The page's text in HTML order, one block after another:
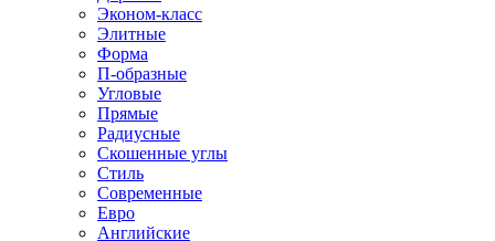
Эконом-класс
Элитные
Форма
П-образные
Угловые
Прямые
Радиусные
Скошенные углы
Стиль
Современные
Евро
Английские